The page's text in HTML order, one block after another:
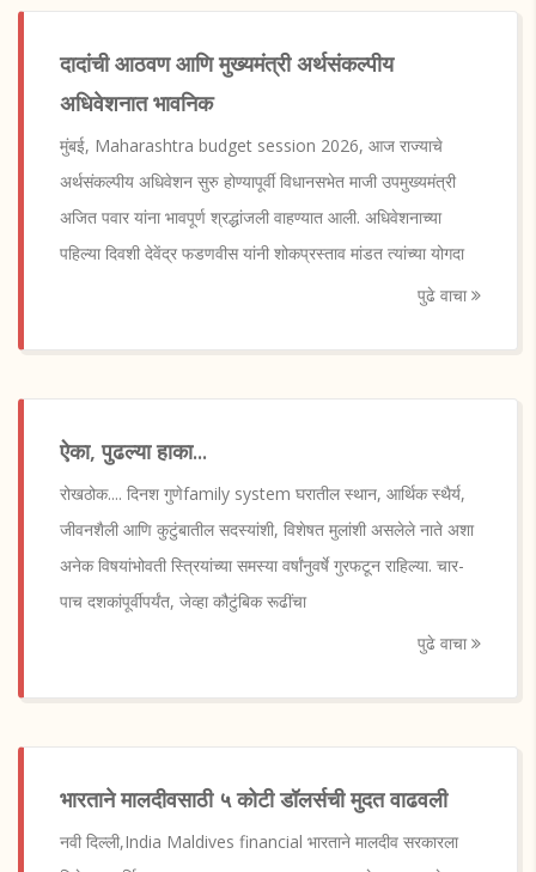
दादांची आठवण आणि मुख्यमंत्री अर्थसंकल्पीय
अधिवेशनात भावनिक
मुंबई, Maharashtra budget session 2026, आज राज्याचे
अर्थसंकल्पीय अधिवेशन सुरु होण्यापूर्वी विधानसभेत माजी उपमुख्यमंत्री
अजित पवार यांना भावपूर्ण श्रद्धांजली वाहण्यात आली. अधिवेशनाच्या
पहिल्या दिवशी देवेंद्र फडणवीस यांनी शोकप्रस्ताव मांडत त्यांच्या योगदा
पुढे वाचा
ऐका, पुढल्या हाका...
रोखठोक.... दिनश गुणेfamily system घरातील स्थान, आर्थिक स्थैर्य,
जीवनशैली आणि कुटुंबातील सदस्यांशी, विशेषत मुलांशी असलेले नाते अशा
अनेक विषयांभोवती स्त्रियांच्या समस्या वर्षांनुवर्षे गुरफटून राहिल्या. चार-
पाच दशकांपूर्वीपर्यंत, जेव्हा कौटुंबिक रूढींचा
पुढे वाचा
भारताने मालदीवसाठी ५ कोटी डॉलर्सची मुदत वाढवली
नवी दिल्ली,India Maldives financial भारताने मालदीव सरकारला